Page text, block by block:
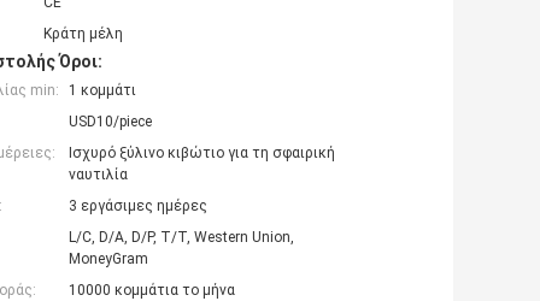
Κράτη μέλη
Όροι:
min:
1 κομμάτι
USD10/piece
Ισχυρό ξύλινο κιβώτιο για τη σφαιρική
ναυτιλία
3 εργάσιμες ημέρες
L/C, D/A, D/P, T/T, Western Union,
MoneyGram
10000 κομμάτια το μήνα